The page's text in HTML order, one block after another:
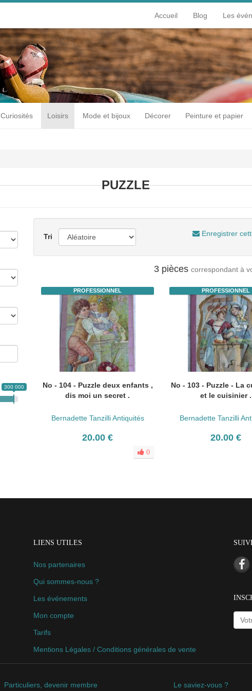
Accueil Blog Les
Curiosités Loisirs Mode et bijoux Décorer Peinture et papier
PUZZLE
300 000
Tri Enregistrer
3 pièces correspondant à
PROFESSIONNEL
No - 104 - Puzzle deux enfants ,
dis moi un secret .
Bernadette Tanzilli Antiquités
20.00 €
0
PROFESSIONNEL
No - 103 - Puzzle - La
et le cuisinier .
Bernadette Tanzilli
20.00 €
LIENS UTILES
Nos partenaires
Qui sommes-nous ?
Les événements
Mon compte
Tarifs
Mentions Légales / Conditions générales de vente
Particuliers, devenir membre Le saviez-vous ?